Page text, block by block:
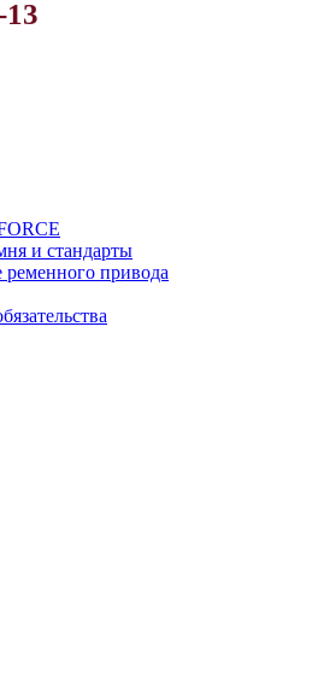
13
и стандарты
привода